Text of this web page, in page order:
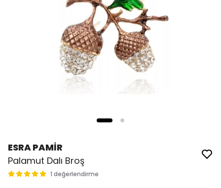
ESRA PAMİR
Palamut Dalı Broş
1 değerlendirme